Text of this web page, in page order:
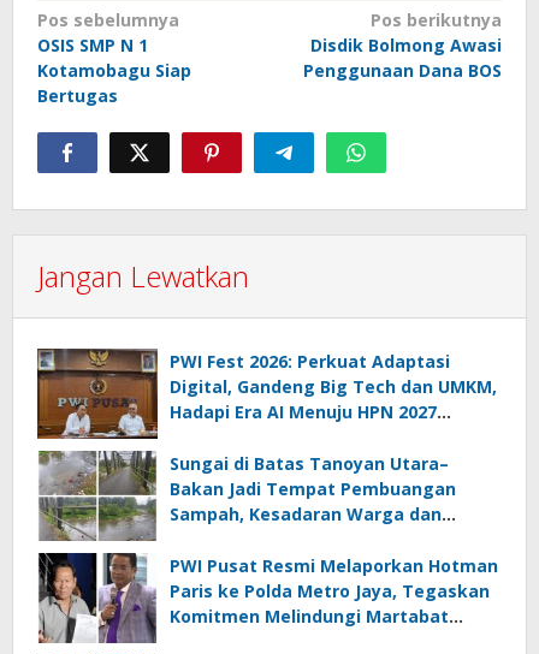
Navigasi
pos
Pos sebelumnya
OSIS SMP N 1
Kotamobagu Siap
Bertugas
Pos berikutnya
Disdik Bolmong Awasi
Penggunaan Dana BOS
Jangan Lewatkan
PWI Fest 2026: Perkuat Adaptasi
Digital, Gandeng Big Tech dan UMKM,
Hadapi Era AI Menuju HPN 2027
Sungai di Batas Tanoyan Utara–
Bakan Jadi Tempat Pembuangan
Sampah, Kesadaran Warga dan
PWI Pusat Resmi Melaporkan Hotman
Paris ke Polda Metro Jaya, Tegaskan
Komitmen Melindungi Martabat